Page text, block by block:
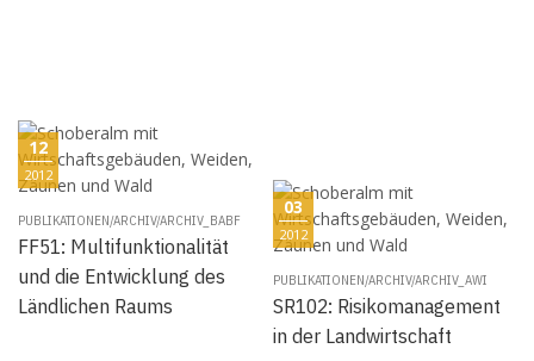
12
2012
PUBLIKATIONEN/ARCHIV/ARCHIV_BABF
FF51: Multifunktionalität
und die Entwicklung des
Ländlichen Raums
03
2012
PUBLIKATIONEN/ARCHIV/ARCHIV_AWI
SR102: Risikomanagement
in der Landwirtschaft